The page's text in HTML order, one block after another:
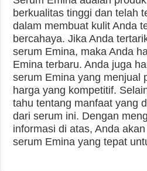
berkualitas tinggi dan telah
dalam membuat kulit Anda
bercahaya. Jika Anda
serum Emina, maka Anda
Emina terbaru. Anda juga
serum Emina yang menjual
harga yang kompetitif.
tahu tentang manfaat yang
dari serum ini. Dengan
informasi di atas, Anda
serum Emina yang tepat